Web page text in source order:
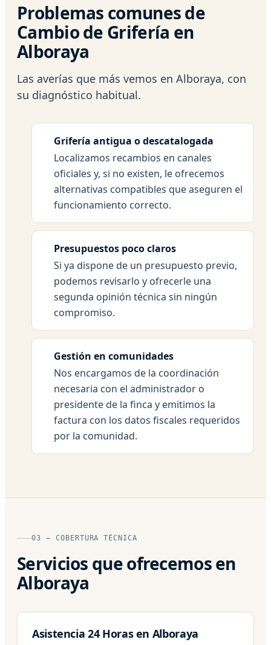
Problemas comunes de
Cambio de Grifería en
Alboraya
Las averías que más vemos en Alboraya, con
su diagnóstico habitual.
Grifería antigua o descatalogada
Localizamos recambios en canales
oficiales y, si no existen, le ofrecemos
alternativas compatibles que aseguren el
funcionamiento correcto.
Presupuestos poco claros
Si ya dispone de un presupuesto previo,
podemos revisarlo y ofrecerle una
segunda opinión técnica sin ningún
compromiso.
Gestión en comunidades
Nos encargamos de la coordinación
necesaria con el administrador o
presidente de la finca y emitimos la
factura con los datos fiscales requeridos
por la comunidad.
03 — COBERTURA TÉCNICA
Servicios que ofrecemos en
Alboraya
Asistencia 24 Horas en Alboraya